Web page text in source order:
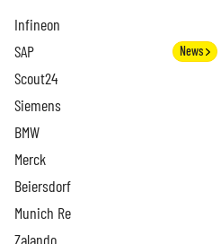
Infineon
SAP News
Scout24
Siemens
BMW
Merck
Beiersdorf
Munich Re
Zalando